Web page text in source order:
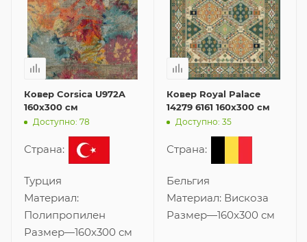
Ковер Corsica U972A
160x300 см
Доступно: 78
Страна:
Турция
Материал:
Полипропилен
Размер—160x300 см
Ковер Royal Palace
14279 6161 160x300 см
Доступно: 35
Страна:
Бельгия
Материал: Вискоза
Размер—160x300 см